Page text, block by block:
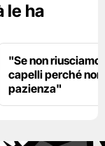
le ha
"Se non riusciamo
capelli perché
pazienza"